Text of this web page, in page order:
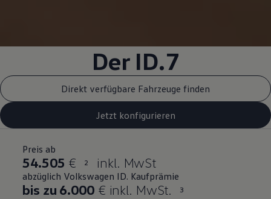
Der ID.7
Direkt verfügbare Fahrzeuge finden
Jetzt konfigurieren
Preis ab
54.505 € 2 inkl. MwSt
abzüglich Volkswagen ID. Kaufprämie
bis zu 6.000 € inkl. MwSt. 3